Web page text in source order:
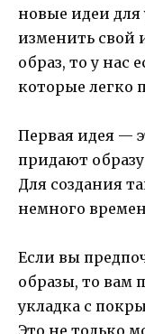
новые идеи для
изменить свой
образ, то у нас
которые легко
Первая идея —
придают
Для создания
немного
Если вы
образы, то вам
укладка с